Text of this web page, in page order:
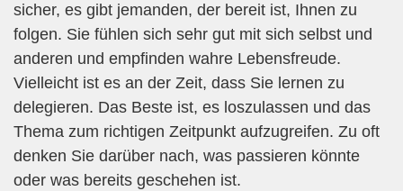
sicher, es gibt jemanden, der bereit ist, Ihnen zu
folgen. Sie fühlen sich sehr gut mit sich selbst und
anderen und empfinden wahre Lebensfreude.
Vielleicht ist es an der Zeit, dass Sie lernen zu
delegieren. Das Beste ist, es loszulassen und das
Thema zum richtigen Zeitpunkt aufzugreifen. Zu oft
denken Sie darüber nach, was passieren könnte
oder was bereits geschehen ist.